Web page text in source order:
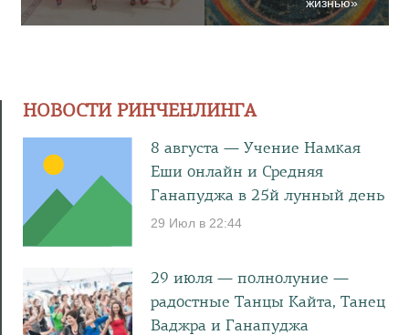
жизнью»
НОВОСТИ РИНЧЕНЛИНГА
8 августа — Учение Намкая
Еши онлайн и Средняя
Ганапуджа в 25й лунный день
29 Июл в 22:44
29 июля — полнолуние —
радостные Танцы Кайта, Танец
Ваджра и Ганапуджа